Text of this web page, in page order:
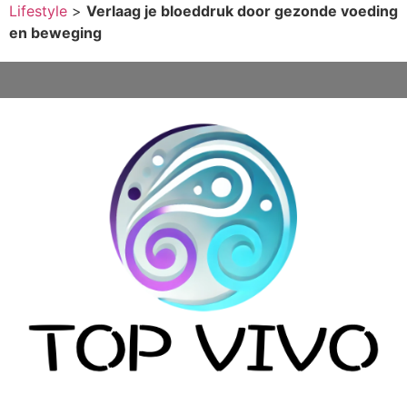
Lifestyle > Verlaag je bloeddruk door gezonde voeding
en beweging